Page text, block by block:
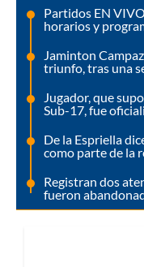
Partidos EN
horarios y
Jaminton
triunfo, tras una
Jugador, que
Sub-17, fue
De la Espriella
como parte de la
Registran dos
fueron